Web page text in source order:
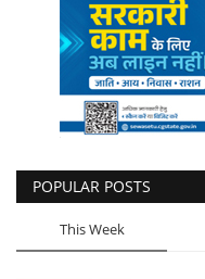
मनोरंजन
POPULAR POSTS
This Week